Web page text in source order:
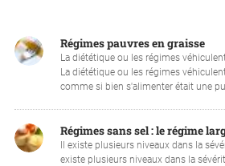
Régimes pauvres en graisse
La diététique ou les régimes
La diététique ou les régimes
comme si bien s'alimenter était une
Régimes sans sel : le régime
Il existe plusieurs niveaux dans la
existe plusieurs niveaux dans la